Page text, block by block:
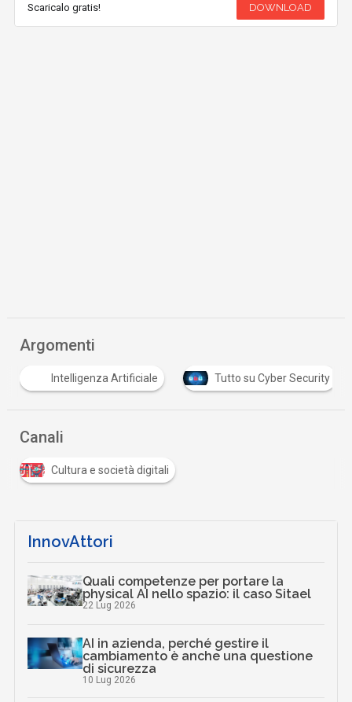
Scaricalo gratis! DOWNLOAD
Argomenti
Intelligenza Artificiale Tutto su Cyber Security
Canali
Cultura e società digitali
InnovAttori
Quali competenze per portare la
physical AI nello spazio: il caso Sitael
22 Lug 2026
AI in azienda, perché gestire il
cambiamento è anche una questione
di sicurezza
10 Lug 2026